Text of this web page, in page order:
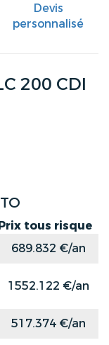
Devis
personnalisé
200 CDI
tous risque
689.832 €/an
1552.122 €/an
517.374 €/an